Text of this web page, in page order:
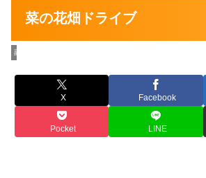
菜の花畑ドライブ
副社長の最新情報
X Facebook
Pocket LINE